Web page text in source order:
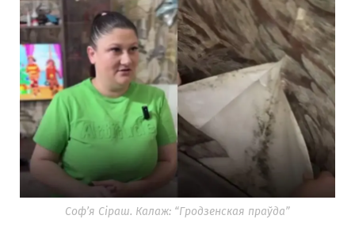
Соф’я Сіраш. Калаж: “Гродзенская праўда”